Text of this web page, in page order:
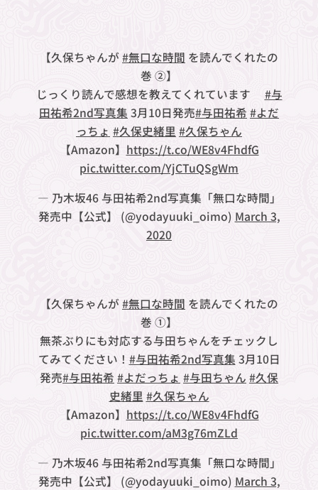
【久保ちゃんが#無口な時間 を読んでくれたの
巻 ②】
じっくり読んで感想を教えてくれています❤️ #与
田祐希2nd写真集 3月10日発売#与田祐希 #よだ
っちょ #久保史緒里 #久保ちゃん
【Amazon】 https://t.co/WE8v4FhdfG
pic.twitter.com/YjCTuQSgWm
— 乃木坂46 与田祐希2nd写真集「無口な時間」
発売中【公式】 (@yodayuuki_oimo) March 3,
2020
【久保ちゃんが#無口な時間 を読んでくれたの
巻 ①】
無茶ぶりにも対応する与田ちゃんをチェックし
てみてください！ #与田祐希2nd写真集 3月10日
発売#与田祐希 #よだっちょ #与田ちゃん #久保
史緒里 #久保ちゃん
【Amazon】 https://t.co/WE8v4FhdfG
pic.twitter.com/aM3g76mZLd
— 乃木坂46 与田祐希2nd写真集「無口な時間」
発売中【公式】 (@yodayuuki_oimo) March 3,